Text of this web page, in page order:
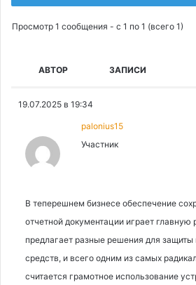
Просмотр 1 сообщения - с 1 по 1 (всего 1)
АВТОР ЗАПИСИ
19.07.2025 в 19:34
palonius15
Участник
В теперешнем бизнесе обеспечение
отчетной документации играет главную
предлагает разные решения для
средств, и всего одним из самых
считается грамотное использование